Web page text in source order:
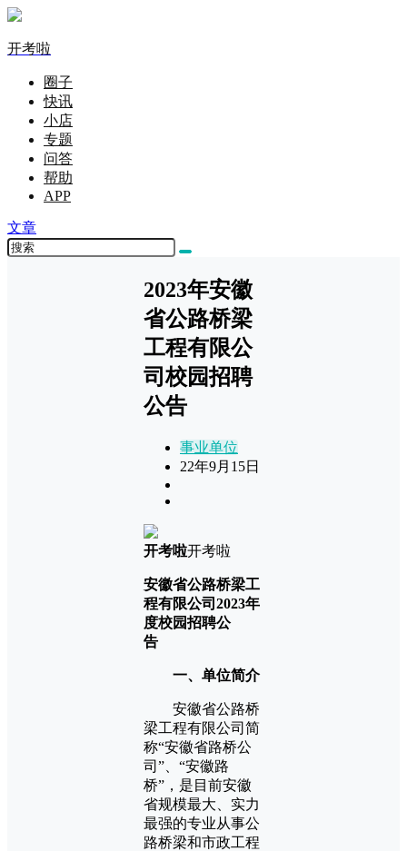
开考啦
圈子
快讯
小店
专题
问答
帮助
APP
文章
2023年安徽
省公路桥梁
工程有限公
司校园招聘
公告
事业单位
22年9月15日
开考啦开考啦
安徽省公路桥梁工
程有限公司2023年
度校园招聘公
告
一、单位简介
安徽省公路桥
梁工程有限公司简
称“安徽省路桥公
司”、“安徽路
桥”，是目前安徽
省规模最大、实力
最强的专业从事公
路桥梁和市政工程